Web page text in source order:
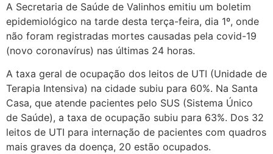
A Secretaria de Saúde de Valinhos emitiu um boletim
epidemiológico na tarde desta terça-feira, dia 1º, onde
não foram registradas mortes causadas pela covid-19
(novo coronavírus) nas últimas 24 horas.
A taxa geral de ocupação dos leitos de UTI (Unidade de
Terapia Intensiva) na cidade subiu para 60%. Na Santa
Casa, que atende pacientes pelo SUS (Sistema Único
de Saúde), a taxa de ocupação subiu para 63%. Dos 32
leitos de UTI para internação de pacientes com quadros
mais graves da doença, 20 estão ocupados.